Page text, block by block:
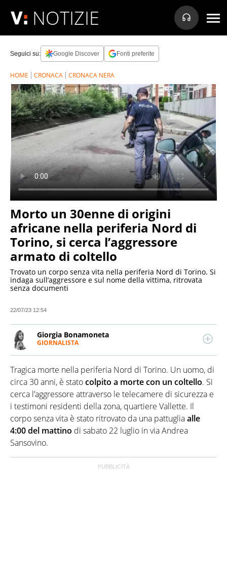
NOTIZIE
Seguici su: Google Discover Fonti preferite
HOME CRONACA CRONACA NERA
Morto un 30enne di origini
africane nella periferia Nord di
Torino, si cerca l’aggressore
armato di coltello
Trovato un corpo senza vita nella periferia Nord di Torino. Si
indaga sull’aggressore e sul nome della vittima, ritrovata
senza documenti
22/07/23 12:54
Giorgia Bonamoneta
GIORNALISTA
Laureata in Editoria e Scrittura presso La Sapienza
di Roma, ha iniziato a scrivere per una testata
impegnata sui diritti civili, prima di lavorare in
diverse testate di attualità.
Tragica morte nella periferia Nord di Torino. Un uomo, di
circa 30 anni, è statocolpito a morte con un coltello. Si
cerca l’aggressore attraverso le telecamere di sicurezza e
i testimoni residenti della zona, quartiere Vallette. Il
corpo senza vita è stato ritrovato da una pattugliaalle
4:00 del mattino di sabato 22 luglio in via Andrea
Sansovino.